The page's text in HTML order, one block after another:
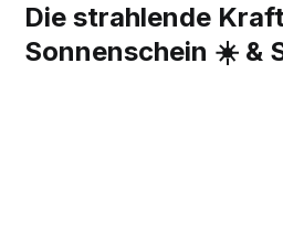
Die strahlende
Sonnenschein ☀️ &